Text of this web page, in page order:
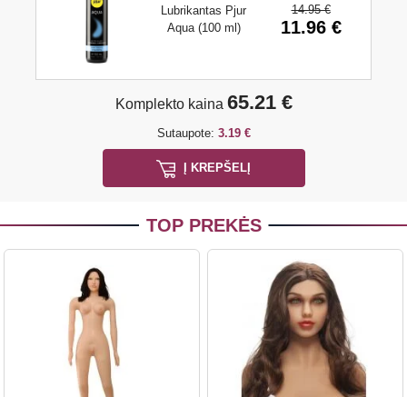
Lubrikantas Pjur
Aqua (100 ml)
14.95 €
11.96 €
Komplekto kaina 65.21 €
Sutaupote: 3.19 €
Į KREPŠELĮ
TOP PREKĖS